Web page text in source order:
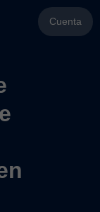
Cuenta